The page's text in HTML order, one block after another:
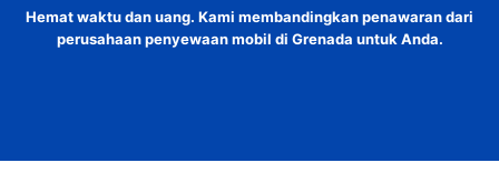
Hemat waktu dan uang. Kami membandingkan penawaran dari
perusahaan penyewaan mobil di Grenada untuk Anda.